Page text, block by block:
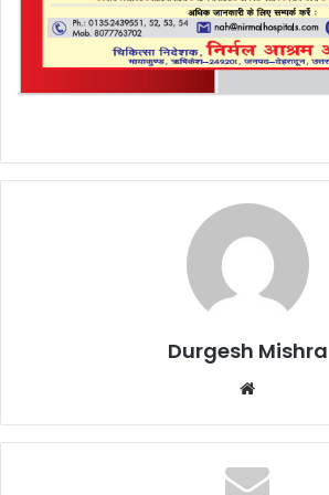
Durgesh Mishra
Website